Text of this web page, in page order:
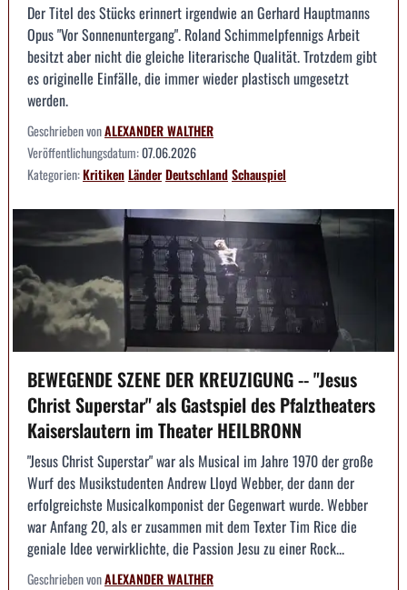
Der Titel des Stücks erinnert irgendwie an Gerhard Hauptmanns
Opus "Vor Sonnenuntergang". Roland Schimmelpfennigs Arbeit
besitzt aber nicht die gleiche literarische Qualität. Trotzdem gibt
es originelle Einfälle, die immer wieder plastisch umgesetzt
werden.
Geschrieben vonALEXANDER WALTHER
Veröffentlichungsdatum:07.06.2026
Kategorien:KritikenLänderDeutschlandSchauspiel
BEWEGENDE SZENE DER KREUZIGUNG -- "Jesus
Christ Superstar" als Gastspiel des Pfalztheaters
Kaiserslautern im Theater HEILBRONN
"Jesus Christ Superstar" war als Musical im Jahre 1970 der große
Wurf des Musikstudenten Andrew Lloyd Webber, der dann der
erfolgreichste Musicalkomponist der Gegenwart wurde. Webber
war Anfang 20, als er zusammen mit dem Texter Tim Rice die
geniale Idee verwirklichte, die Passion Jesu zu einer Rock...
Geschrieben vonALEXANDER WALTHER